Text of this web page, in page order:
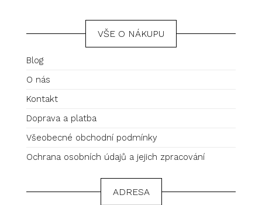
VŠE O NÁKUPU
Blog
O nás
Kontakt
Doprava a platba
Všeobecné obchodní podmínky
Ochrana osobních údajů a jejich zpracování
ADRESA